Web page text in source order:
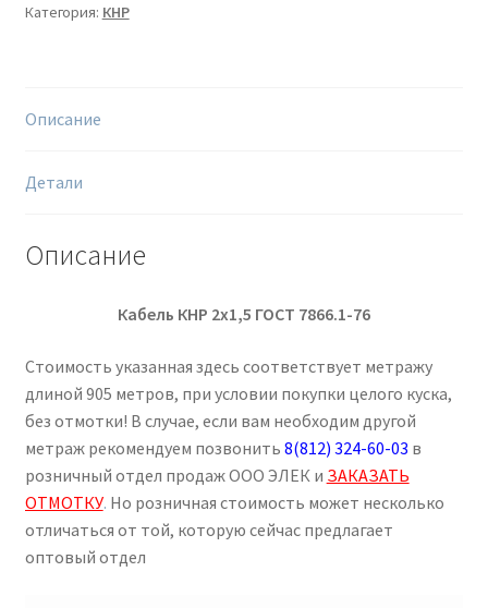
Категория: КНР
Описание
Детали
Описание
Кабель КНР 2х1,5 ГОСТ 7866.1-76
Стоимость указанная здесь соответствует метражу
длиной 905 метров, при условии покупки целого куска,
без отмотки! В случае, если вам необходим другой
метраж рекомендуем позвонить 8(812) 324-60-03 в
розничный отдел продаж ООО ЭЛЕК и ЗАКАЗАТЬ
ОТМОТКУ. Но розничная стоимость может несколько
отличаться от той, которую сейчас предлагает
оптовый отдел